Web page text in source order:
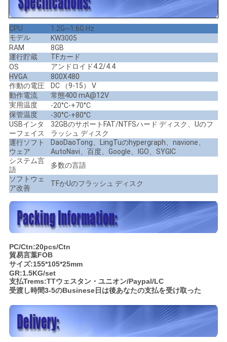
CPU
1.2G~1.6G Hz
モデル
KW3005
RAM
8GB
運行貯蔵
TFカード
OS
アンドロイド4.2/4.4
HVGA
800X480
作動の電圧
DC （9-15） V
動作電流
常態400 mA@12V
実用温度
-20°C-+70°C
保管温度
-30°C-+80°C
USBインタ
ーフェイス
32GBのサポートFAT/NTFSハード ディスク、Uのフ
ラッシュ ディスク
運行ソフト
ウェア
DaoDaoTong、LingTuのhypergraph、navione、
AutoNavi、百度、Google、IGO、SYGIC
システム言
語
多数の言語
ソフトウェ
ア改善
TFかUのフラッシュ ディスク
PC/Ctn:20pcs/Ctn
貿易言葉FOB
サイズ:155*105*25mm
GR:1.5KG/set
支払Trems:TTウェスタン・ユニオン/Paypal/LC
受渡し時間3-5のBusinese日は後あなたの支払を受け取った